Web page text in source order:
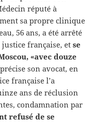
réputé à
sa propre clinique
56 ans, a été arrêté
justice française, etse
«avec douze
son avocat, en
française l’a
ans de réclusion
condamnation par
refusé de se